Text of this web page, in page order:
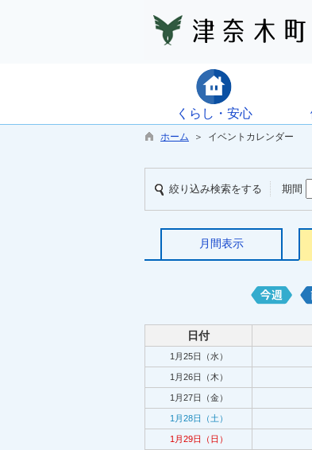
くらし・安心
ホーム ＞ イベントカレンダー
絞り込み検索をする 期間
月間表示
日付
1月25日（水）
1月26日（木）
1月27日（金）
1月28日（土）
1月29日（日）